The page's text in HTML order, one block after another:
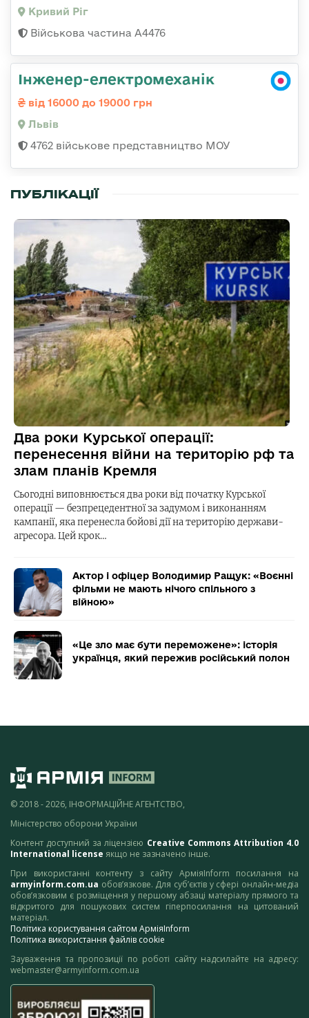
Кривий Ріг
Військова частина А4476
Інженер-електромеханік
від 16000 до 19000 грн
Львів
4762 військове представництво МОУ
ПУБЛІКАЦІЇ
Два роки Курської операції:
перенесення війни на територію рф та
злам планів Кремля
Сьогодні виповнюється два роки від початку Курської
операції — безпрецедентної за задумом і виконанням
кампанії, яка перенесла бойові дії на територію держави-
агресора. Цей крок…
Актор і офіцер Володимир Ращук: «Воєнні
фільми не мають нічого спільного з
війною»
«Це зло має бути переможене»: історія
українця, який пережив російський полон
© 2018 - 2026, ІНФОРМАЦІЙНЕ АГЕНТСТВО,
Міністерство оборони України
Контент доступний за ліцензією Creative Commons Attribution 4.0
International license якщо не зазначено інше.
При використанні контенту з сайту АрміяInform посилання на
armyinform.com.ua обов’язкове. Для суб’єктів у сфері онлайн-медіа
обов’язковим є розміщення у першому абзаці матеріалу прямого та
відкритого для пошукових систем гіперпосилання на цитований
матеріал.
Політика користування сайтом АрміяInform
Політика використання файлів cookie
Зауваження та пропозиції по роботі сайту надсилайте на адресу:
webmaster@armyinform.com.ua